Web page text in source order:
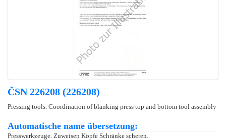
ČSN 226208 (226208)
Pressing tools. Coordination of blanking press top and bottom tool assembly
Automatische name übersetzung:
Presswerkzeuge. Zuweisen Köpfe Schränke scheren.